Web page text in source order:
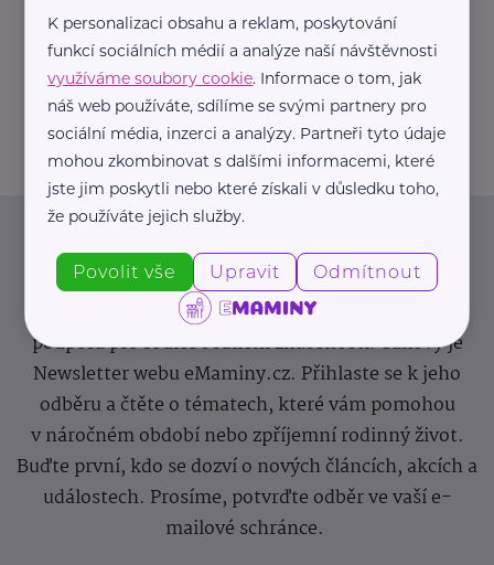
https://hartmanndirect.com/cs-cz
+420 800 100 150
info@hartmanndirect.cz
Newsletter
Pravidelný přísun novinek, inspirace na každý den,
podpora pro rodiče i sdílení zkušeností. Takový je
Newsletter webu eMaminy.cz. Přihlaste se k jeho
odběru a čtěte o tématech, které vám pomohou
v náročném období nebo zpříjemní rodinný život.
Buďte první, kdo se dozví o nových článcích, akcích a
událostech. Prosíme, potvrďte odběr ve vaší e-
mailové schránce.
K personalizaci obsahu a reklam, poskytování
funkcí sociálních médií a analýze naší návštěvnosti
využíváme soubory cookie. Informace o tom, jak
náš web používáte, sdílíme se svými partnery pro
sociální média, inzerci a analýzy. Partneři tyto údaje
mohou zkombinovat s dalšími informacemi, které
jste jim poskytli nebo které získali v důsledku toho,
že používáte jejich služby.
Povolit vše Upravit Odmítnout